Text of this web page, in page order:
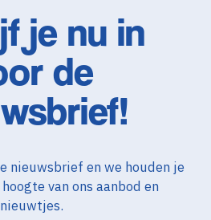
je nu in
de
nieuwsbrief en we houden je
van ons aanbod en
nieuwtjes.